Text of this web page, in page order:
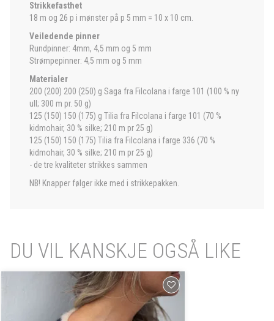
Strikkefasthet
18 m og 26 p i mønster på p 5 mm = 10 x 10 cm.
Veiledende pinner
Rundpinner: 4mm, 4,5 mm og 5 mm
Strømpepinner: 4,5 mm og 5 mm
Materialer
200 (200) 200 (250) g Saga fra Filcolana i farge 101 (100 % ny
ull; 300 m pr. 50 g)
125 (150) 150 (175) g Tilia fra Filcolana i farge 101 (70 %
kidmohair, 30 % silke; 210 m pr 25 g)
125 (150) 150 (175) Tilia fra Filcolana i farge 336 (70 %
kidmohair, 30 % silke; 210 m pr 25 g)
- de tre kvaliteter strikkes sammen
NB! Knapper følger ikke med i strikkepakken.
DU VIL KANSKJE OGSÅ LIKE